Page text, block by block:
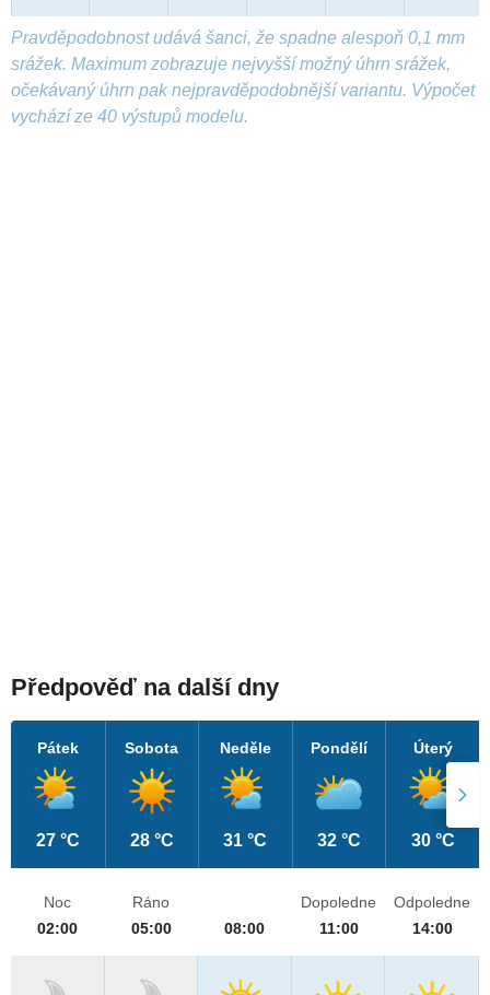
Pravděpodobnost udává šanci, že spadne alespoň 0,1 mm
srážek. Maximum zobrazuje nejvyšší možný úhrn srážek,
očekávaný úhrn pak nejpravděpodobnější variantu. Výpočet
vychází ze 40 výstupů modelu.
Předpověď na další dny
Pátek
27 °C
Sobota
28 °C
Neděle
31 °C
Pondělí
32 °C
Úterý
30 °C
Noc
02:00
Ráno
05:00
08:00
Dopoledne
11:00
Odpoledne
14:00